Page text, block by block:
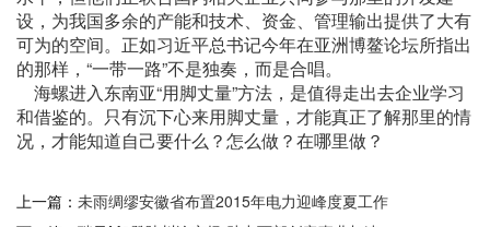
设，为我国多余的产能和技术、资金、管理输出提供了大有
可为的空间。正如习近平总书记今年在亚洲博鳌论坛所指出
的那样，“一带一路”不是独奏，而是合唱。
海螺进入东南亚“用脚丈量”方法，是值得走出去企业学习
和借鉴的。只有沉下心来用脚丈量，才能真正了解那里的情
况，才能知道自己要什么？怎么做？在哪里做？
上一篇： 未雨绸缪安徽省布置2015年电力迎峰度夏工作